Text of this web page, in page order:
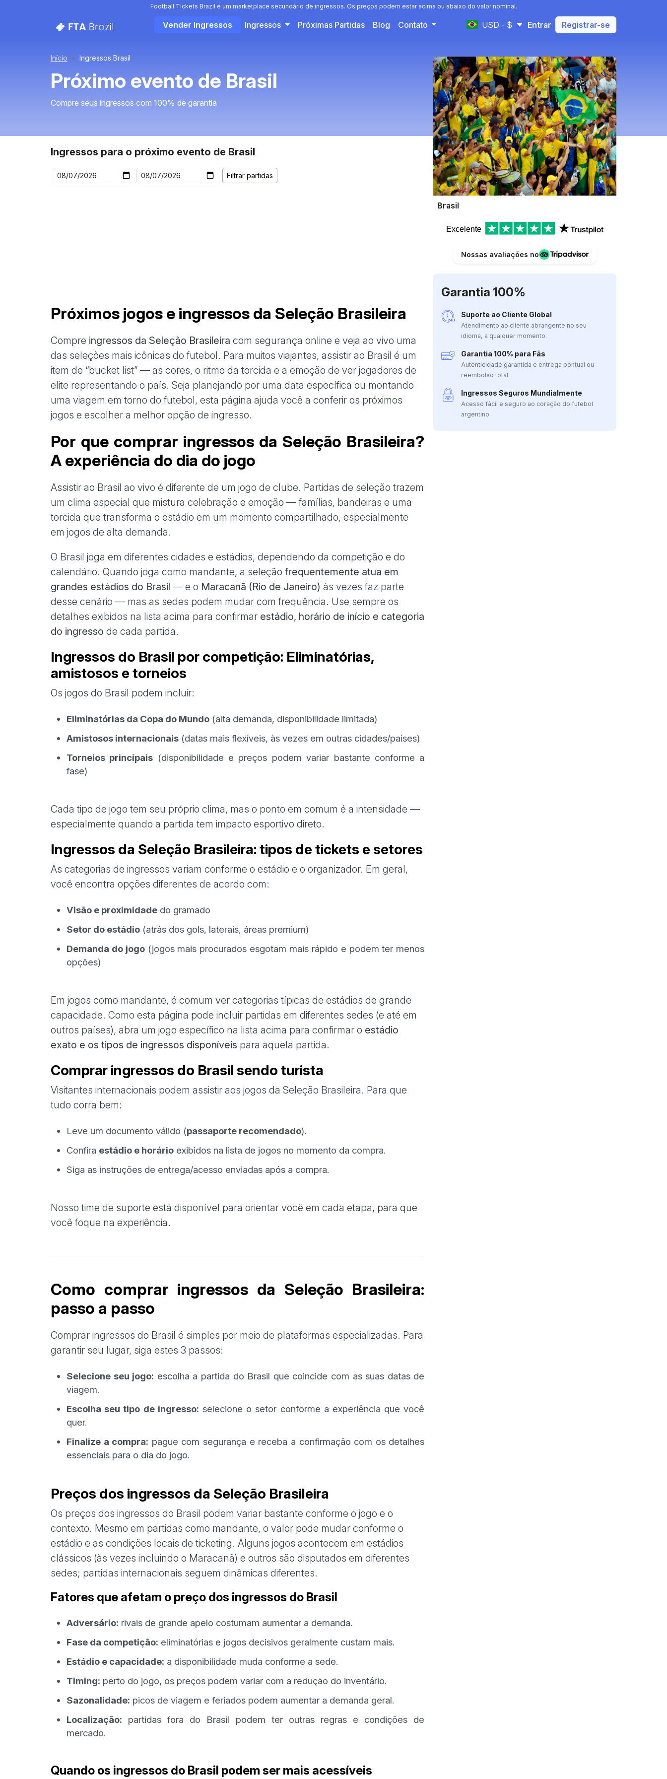
Football Tickets Brazil é um marketplace secundário de ingressos. Os preços podem estar acima ou abaixo do valor nominal.
Vender Ingressos Ingressos Próximas Partidas Blog Contato USD - $ Entrar Registrar-se
Início Ingressos Brasil
Próximo evento de Brasil
Compre seus ingressos com 100% de garantia
Brasil
Excelente
Nossas avaliações no
Garantia 100%
Suporte ao Cliente Global
Atendimento ao cliente abrangente no seu
idioma, a qualquer momento.
Garantia 100% para Fãs
Autenticidade garantida e entrega pontual ou
reembolso total.
Ingressos Seguros Mundialmente
Acesso fácil e seguro ao coração do futebol
argentino.
Ingressos para o próximo evento de Brasil
Próximos jogos e ingressos da Seleção Brasileira
Compre ingressos da Seleção Brasileira com segurança online e veja ao vivo uma
das seleções mais icônicas do futebol. Para muitos viajantes, assistir ao Brasil é um
item de “bucket list” — as cores, o ritmo da torcida e a emoção de ver jogadores de
elite representando o país. Seja planejando por uma data específica ou montando
uma viagem em torno do futebol, esta página ajuda você a conferir os próximos
jogos e escolher a melhor opção de ingresso.
Por que comprar ingressos da Seleção Brasileira?
A experiência do dia do jogo
Assistir ao Brasil ao vivo é diferente de um jogo de clube. Partidas de seleção trazem
um clima especial que mistura celebração e emoção — famílias, bandeiras e uma
torcida que transforma o estádio em um momento compartilhado, especialmente
em jogos de alta demanda.
O Brasil joga em diferentes cidades e estádios, dependendo da competição e do
calendário. Quando joga como mandante, a seleção frequentemente atua em
grandes estádios do Brasil — e o Maracanã (Rio de Janeiro) às vezes faz parte
desse cenário — mas as sedes podem mudar com frequência. Use sempre os
detalhes exibidos na lista acima para confirmar estádio, horário de início e categoria
do ingresso de cada partida.
Ingressos do Brasil por competição: Eliminatórias,
amistosos e torneios
Os jogos do Brasil podem incluir:
Eliminatórias da Copa do Mundo (alta demanda, disponibilidade limitada)
Amistosos internacionais (datas mais flexíveis, às vezes em outras cidades/países)
Torneios principais (disponibilidade e preços podem variar bastante conforme a
fase)
Cada tipo de jogo tem seu próprio clima, mas o ponto em comum é a intensidade —
especialmente quando a partida tem impacto esportivo direto.
Ingressos da Seleção Brasileira: tipos de tickets e setores
As categorias de ingressos variam conforme o estádio e o organizador. Em geral,
você encontra opções diferentes de acordo com:
Visão e proximidade do gramado
Setor do estádio (atrás dos gols, laterais, áreas premium)
Demanda do jogo(jogos mais procurados esgotam mais rápido e podem ter menos
opções)
Em jogos como mandante, é comum ver categorias típicas de estádios de grande
capacidade. Como esta página pode incluir partidas em diferentes sedes (e até em
outros países), abra um jogo específico na lista acima para confirmar o estádio
exato e os tipos de ingressos disponíveis para aquela partida.
Comprar ingressos do Brasil sendo turista
Visitantes internacionais podem assistir aos jogos da Seleção Brasileira. Para que
tudo corra bem:
Leve um documento válido (passaporte recomendado).
Confira estádio e horário exibidos na lista de jogos no momento da compra.
Siga as instruções de entrega/acesso enviadas após a compra.
Nosso time de suporte está disponível para orientar você em cada etapa, para que
você foque na experiência.
Como comprar ingressos da Seleção Brasileira:
passo a passo
Comprar ingressos do Brasil é simples por meio de plataformas especializadas. Para
garantir seu lugar, siga estes 3 passos:
Selecione seu jogo: escolha a partida do Brasil que coincide com as suas datas de
viagem.
Escolha seu tipo de ingresso: selecione o setor conforme a experiência que você
quer.
Finalize a compra: pague com segurança e receba a confirmação com os detalhes
essenciais para o dia do jogo.
Preços dos ingressos da Seleção Brasileira
Os preços dos ingressos do Brasil podem variar bastante conforme o jogo e o
contexto. Mesmo em partidas como mandante, o valor pode mudar conforme o
estádio e as condições locais de ticketing. Alguns jogos acontecem em estádios
clássicos (às vezes incluindo o Maracanã) e outros são disputados em diferentes
sedes; partidas internacionais seguem dinâmicas diferentes.
Fatores que afetam o preço dos ingressos do Brasil
Adversário: rivais de grande apelo costumam aumentar a demanda.
Fase da competição: eliminatórias e jogos decisivos geralmente custam mais.
Estádio e capacidade: a disponibilidade muda conforme a sede.
Timing: perto do jogo, os preços podem variar com a redução do inventário.
Sazonalidade: picos de viagem e feriados podem aumentar a demanda geral.
Localização: partidas fora do Brasil podem ter outras regras e condições de
mercado.
Quando os ingressos do Brasil podem ser mais acessíveis